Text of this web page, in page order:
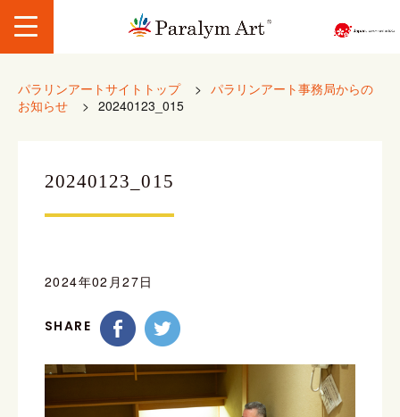
パラリンアートサイトトップ > パラリンアート事務局からの
お知らせ
> 20240123_015
20240123_015
2024年02月27日
SHARE